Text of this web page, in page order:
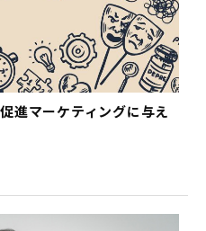
進マーケティングに与え